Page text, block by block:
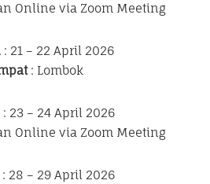
Online via Zoom Meeting
: 21 – 22 April 2026
: Lombok
: 23 – 24 April 2026
Online via Zoom Meeting
: 28 – 29 April 2026